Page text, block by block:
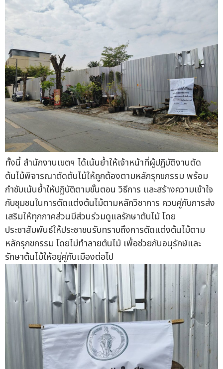
ทั้งนี้ สำนักงานเขตฯ ได้เน้นย้ำให้เจ้าหน้าที่ผู้ปฏิบัติงานตัด
ต้นไม้พิจารณาตัดต้นไม้ให้ถูกต้องตามหลักรุกขกรรม พร้อม
กำชับเน้นย้ำให้ปฏิบัติตามขั้นตอน วิธีการ และสร้างความเข้าใจ
กับชุมชนในการตัดแต่งต้นไม้ตามหลักวิชาการ ควบคู่กับการส่ง
เสริมให้ทุกภาคส่วนมีส่วนร่วมดูแลรักษาต้นไม้ โดย
ประชาสัมพันธ์ให้ประชาชนรับทราบถึงการตัดแต่งต้นไม้ตาม
หลักรุกขกรรม โดยไม่ทำลายต้นไม้ เพื่อช่วยกันอนุรักษ์และ
รักษาต้นไม้ให้อยู่คู่กับเมืองต่อไป